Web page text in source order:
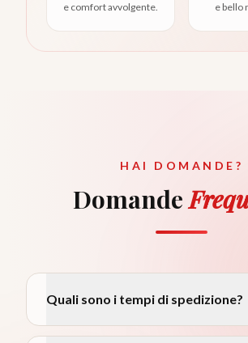
e comfort avvolgente.
e bello
HAI DOMANDE?
Domande
Quali sono i tempi di spedizione?